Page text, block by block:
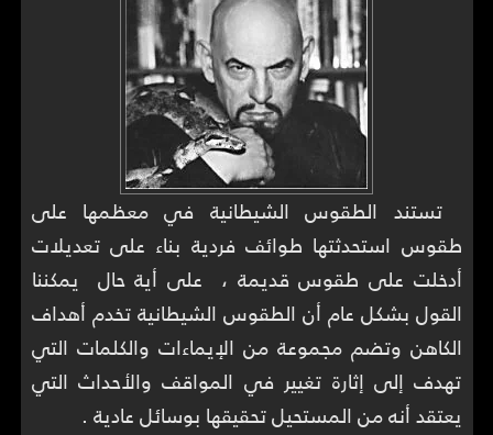
تستند الطقوس الشيطانية في معظمها على
طقوس استحدثتها طوائف فردية بناء على تعديلات
أدخلت على طقوس قديمة ، على أية حال يمكننا
القول بشكل عام أن الطقوس الشيطانية تخدم أهداف
الكاهن وتضم مجموعة من الإيماءات والكلمات التي
تهدف إلى إثارة تغيير في المواقف والأحداث التي
يعتقد أنه من المستحيل تحقيقها بوسائل عادية .